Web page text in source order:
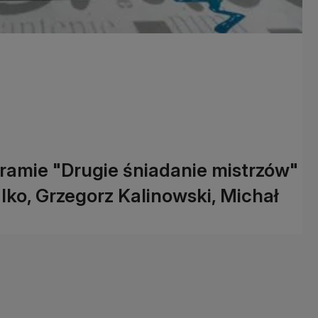
"Drugie śniadanie mistrzów"
Grzegorz Kalinowski, Michał